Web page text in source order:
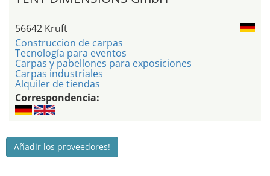
56642 Kruft
Construccion de carpas
Tecnología para eventos
Carpas y pabellones para exposiciones
Carpas industriales
Alquiler de tiendas
Correspondencia:
Añadir los proveedores!